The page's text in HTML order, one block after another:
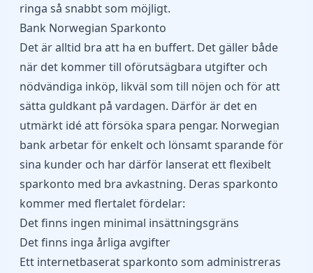
ringa så snabbt som möjligt.
Bank Norwegian Sparkonto
Det är alltid bra att ha en buffert. Det gäller både
när det kommer till oförutsägbara utgifter och
nödvändiga inköp, likväl som till nöjen och för att
sätta guldkant på vardagen. Därför är det en
utmärkt idé att försöka spara pengar. Norwegian
bank arbetar för enkelt och lönsamt sparande för
sina kunder och har därför lanserat ett flexibelt
sparkonto med bra avkastning. Deras sparkonto
kommer med flertalet fördelar:
Det finns ingen minimal insättningsgräns
Det finns inga årliga avgifter
Ett internetbaserat sparkonto som administreras